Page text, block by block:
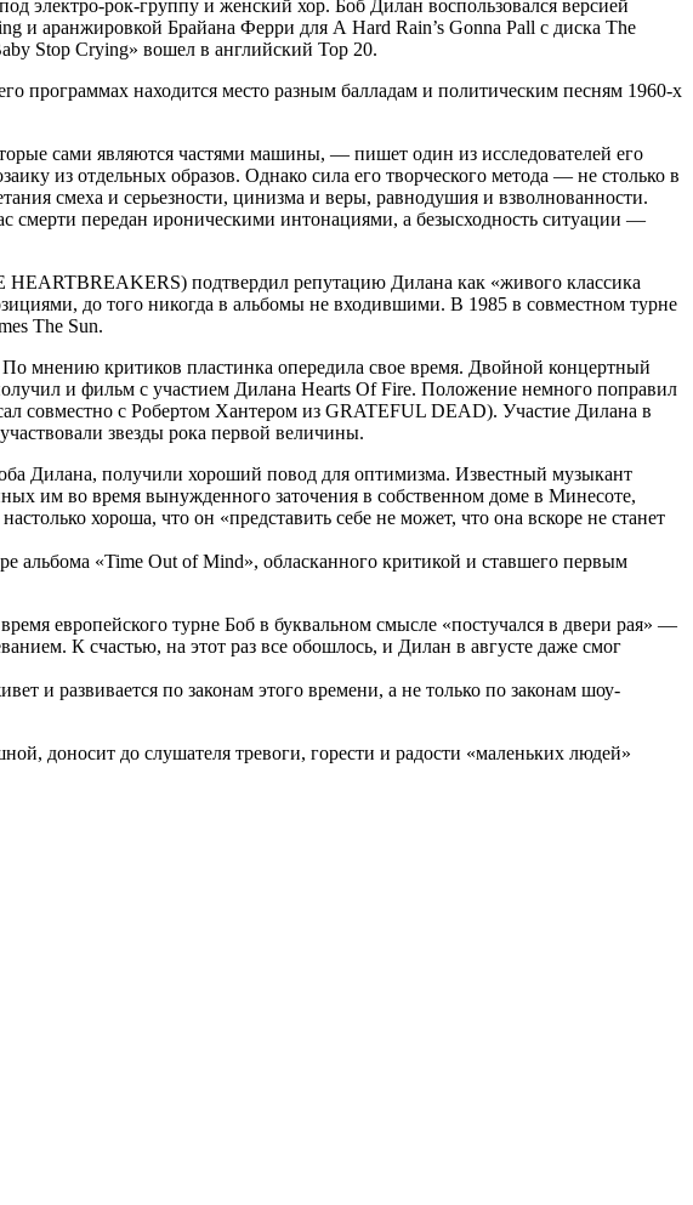
электро-рок-группу и женский хор. Боб Дилан воспользовался версией
и аранжировкой Брайана Ферри для А Hard Rain’s Gonna Pall с диска The
Stop Crying» вошел в английский Тор 20.
программах находится место разным балладам и политическим песням 1960-х
сами являются частями машины, — пишет один из исследователей его
из отдельных образов. Однако сила его творческого метода — не столько в
смеха и серьезности, цинизма и веры, равнодушия и взволнованности.
смерти передан ироническими интонациями, а безысходность ситуации —
подтвердил репутацию Дилана как «живого классика
до того никогда в альбомы не входившими. В 1985 в совместном турне
The Sun.
мнению критиков пластинка опередила свое время. Двойной концертный
и фильм с участием Дилана Hearts Of Fire. Положение немного поправил
совместно с Робертом Хантером из GRATEFUL DEAD). Участие Дилана в
звезды рока первой величины.
Дилана, получили хороший повод для оптимизма. Известный музыкант
им во время вынужденного заточения в собственном доме в Минесоте,
хороша, что он «представить себе не может, что она вскоре не станет
альбома «Time Out of Mind», обласканного критикой и ставшего первым
европейского турне Боб в буквальном смысле «постучался в двери рая» —
К счастью, на этот раз все обошлось, и Дилан в августе даже смог
и развивается по законам этого времени, а не только по законам шоу-
доносит до слушателя тревоги, горести и радости «маленьких людей»